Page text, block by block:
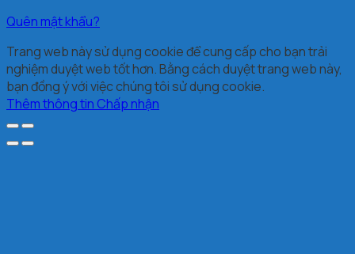
Quên mật khẩu?
Trang web này sử dụng cookie để cung cấp cho bạn trải
nghiệm duyệt web tốt hơn. Bằng cách duyệt trang web này,
bạn đồng ý với việc chúng tôi sử dụng cookie.
Thêm thông tin Chấp nhận